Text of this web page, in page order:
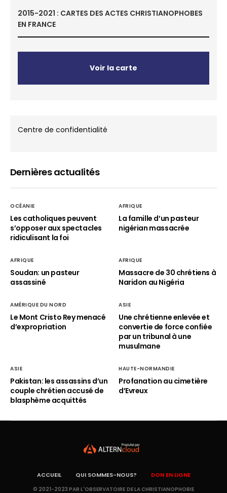
2015-2021 : CARTES DES ACTES CHRISTIANOPHOBES
EN FRANCE
Voir la carte
Centre de confidentialité
Dernières actualités
OCÉANIE
Les catholiques peuvent
s’opposer aux spectacles
ridiculisant la foi
AFRIQUE
La famille d’un pasteur
nigérian massacrée
AFRIQUE
Soudan: un pasteur
assassiné
AFRIQUE
Massacre de 30 chrétiens à
Naridon au Nigéria
AMÉRIQUE DU NORD
Le Mont Cristo Rey menacé
d’expropriation
ASIE
Une chrétienne enlevée et
convertie de force confiée
par un tribunal à une
musulmane
ASIE
Pakistan: les assassins d’un
couple chrétien accusé de
blasphème acquittés
HAUTE-NORMANDIE
Profanation au cimetière
d’Evreux
ACCUEIL QUI SOMMES-NOUS? DON EN LIGNE
© 2021-2023 PAR L'OBSERVATOIRE DE LA CHRISTIANOPHOBIE